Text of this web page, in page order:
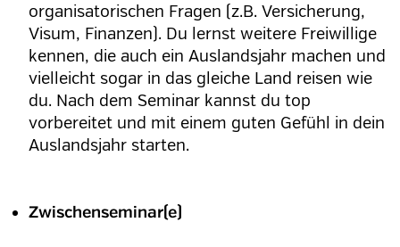
organisatorischen Fragen (z.B. Versicherung,
Visum, Finanzen). Du lernst weitere Freiwillige
kennen, die auch ein Auslandsjahr machen und
vielleicht sogar in das gleiche Land reisen wie
du. Nach dem Seminar kannst du top
vorbereitet und mit einem guten Gefühl in dein
Auslandsjahr starten.
Zwischenseminar(e)